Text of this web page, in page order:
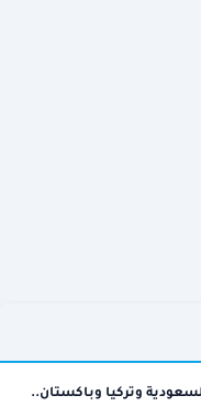
وتركيا وباكستان..